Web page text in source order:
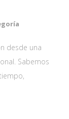
desde una
Sabemos